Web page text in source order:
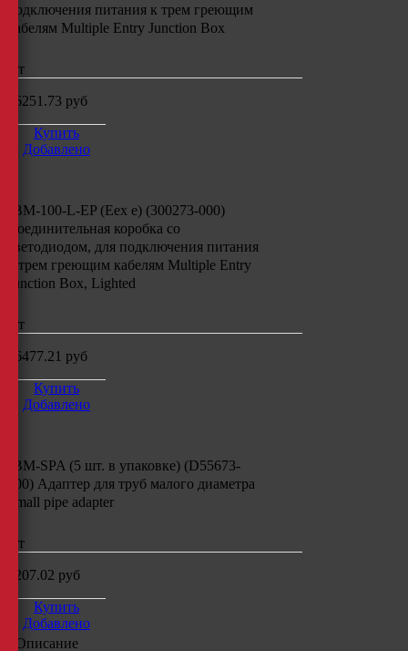
подключения питания к трем греющим
кабелям Multiple Entry Junction Box
шт
36251.73 руб
Купить
Добавлено
JBM-100-L-EP (Eex e) (300273-000)
Соединительная коробка со
светодиодом, для подключения питания
к трем греющим кабелям Multiple Entry
Junction Box, Lighted
шт
56477.21 руб
Купить
Добавлено
JBM-SPA (5 шт. в упаковке) (D55673-
000) Адаптер для труб малого диаметра
Small pipe adapter
шт
8207.02 руб
Купить
Добавлено
Описание